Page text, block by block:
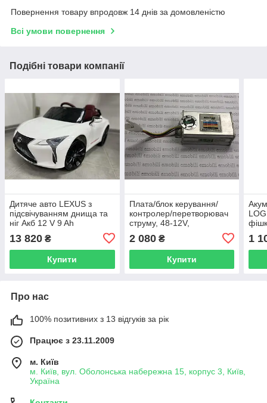
Повернення товару впродовж 14 днів за домовленістю
Всі умови повернення
Подібні товари компанії
Дитяче авто LEXUS з
підсвічуванням днища та
ніг Акб 12 V 9 Ah
13 820 ₴
Купити
Плата/блок керування/
контролер/перетворювач
струму, 48-12V,
квадроциклів
2 080₴
Купити
1
Про нас
100% позитивних з 13 відгуків за рік
Працює з 23.11.2009
м. Київ
м. Київ, вул. Оболонська набережна 15, корпус 3, Київ,
Україна